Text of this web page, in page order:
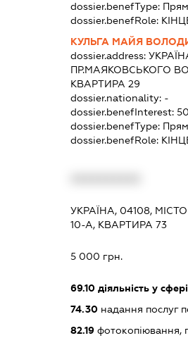
dossier.benefType:
dossier.benefRole:
КУЛЬГА МАЙЯ
dossier.address:
ПР.МАЯКОВСЬКОГО
КВАРТИРА 29
dossier.nationality: -
dossier.benefInterest:50
dossier.benefType:
dossier.benefRole:
УКРАЇНА, 04108,
10-А, КВАРТИРА 73
5 000 грн.
69.10 діяльність у
74.30 надання послуг
82.19 фотокопіювання,